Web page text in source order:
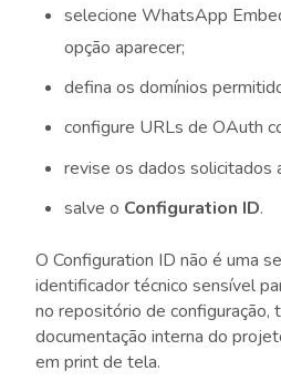
selecione WhatsApp
opção aparecer;
defina os domínios
configure URLs de OAuth
revise os dados solicitados
salve o Configuration ID.
O Configuration ID não é uma
identificador técnico sensível
no repositório de configuração,
documentação interna do
em print de tela.